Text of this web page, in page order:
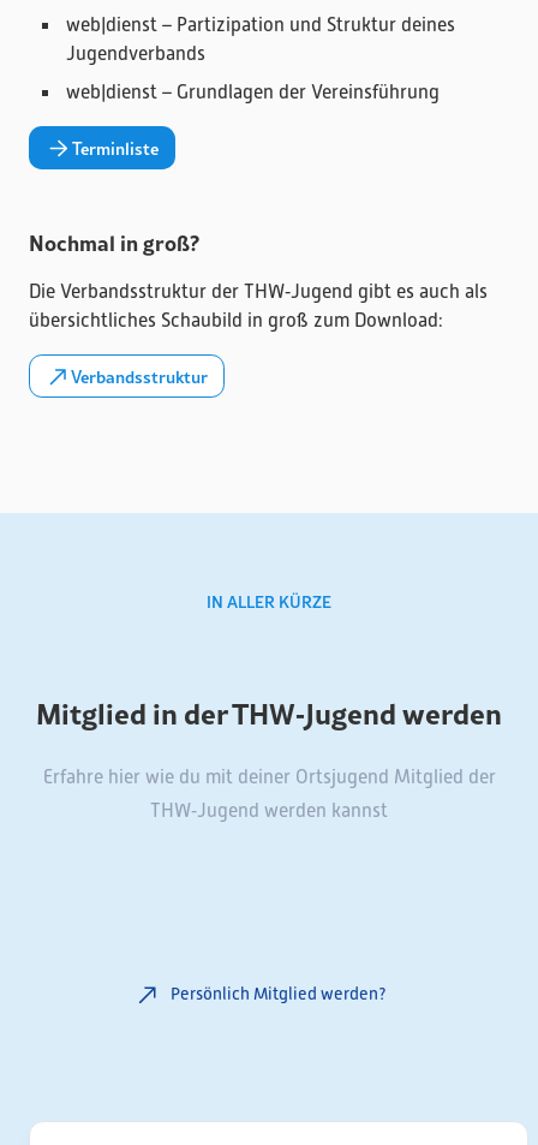
web|dienst – Partizipation und Struktur deines
Jugendverbands
web|dienst – Grundlagen der Vereinsführung
Terminliste
Nochmal in groß?
Die Verbandsstruktur der THW‑Jugend gibt es auch als
übersichtliches Schaubild in groß zum Download:
Verbandsstruktur
IN ALLER KÜRZE
Mitglied in der THW‑Jugend werden
Erfahre hier wie du mit deiner Ortsjugend Mitglied der
THW‑Jugend werden kannst
Persönlich Mitglied werden?